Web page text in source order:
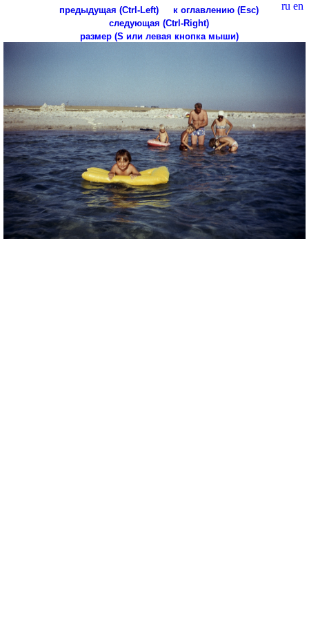
ru en
предыдущая (Ctrl-Left)
к оглавлению (Esc)
следующая (Ctrl-Right)
размер (S или левая кнопка мыши)